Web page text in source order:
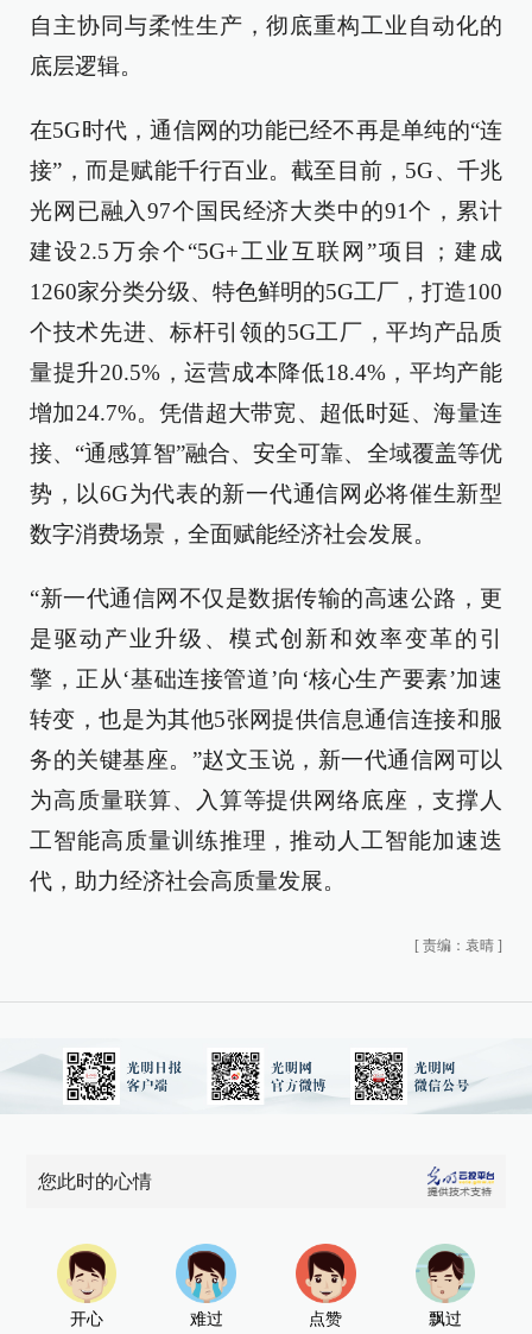
自主协同与柔性生产，彻底重构工业自动化的
底层逻辑。
在5G时代，通信网的功能已经不再是单纯的“连
接”，而是赋能千行百业。截至目前，5G、千兆
光网已融入97个国民经济大类中的91个，累计
建设2.5万余个“5G+工业互联网”项目；建成
1260家分类分级、特色鲜明的5G工厂，打造100
个技术先进、标杆引领的5G工厂，平均产品质
量提升20.5%，运营成本降低18.4%，平均产能
增加24.7%。凭借超大带宽、超低时延、海量连
接、“通感算智”融合、安全可靠、全域覆盖等优
势，以6G为代表的新一代通信网必将催生新型
数字消费场景，全面赋能经济社会发展。
“新一代通信网不仅是数据传输的高速公路，更
是驱动产业升级、模式创新和效率变革的引
擎，正从‘基础连接管道’向‘核心生产要素’加速
转变，也是为其他5张网提供信息通信连接和服
务的关键基座。”赵文玉说，新一代通信网可以
为高质量联算、入算等提供网络底座，支撑人
工智能高质量训练推理，推动人工智能加速迭
代，助力经济社会高质量发展。
[ 责编：袁晴 ]
您此时的心情
开心 难过 点赞 飘过